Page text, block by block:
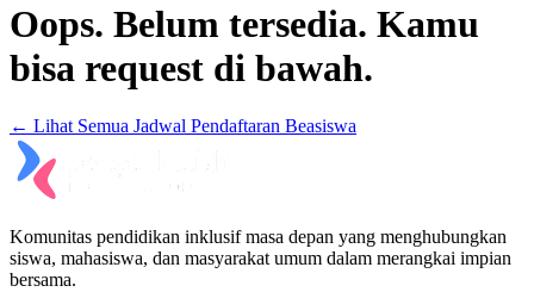
Oops. Belum tersedia. Kamu
bisa request di bawah.
← Lihat Semua Jadwal Pendaftaran Beasiswa
Komunitas pendidikan inklusif masa depan yang menghubungkan
siswa, mahasiswa, dan masyarakat umum dalam merangkai impian
bersama.